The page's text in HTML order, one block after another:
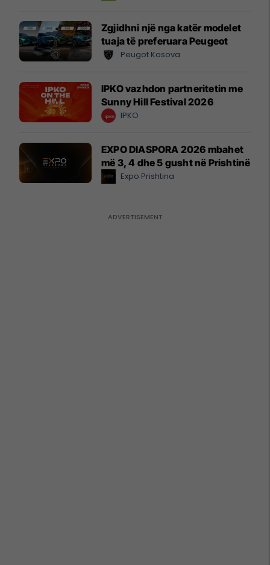
Zgjidhni një nga katër modelet
tuaja të preferuara Peugeot
Peugot Kosova
IPKO vazhdon partneritetin me
Sunny Hill Festival 2026
IPKO
EXPO DIASPORA 2026 mbahet
më 3, 4 dhe 5 gusht në Prishtinë
Expo Prishtina